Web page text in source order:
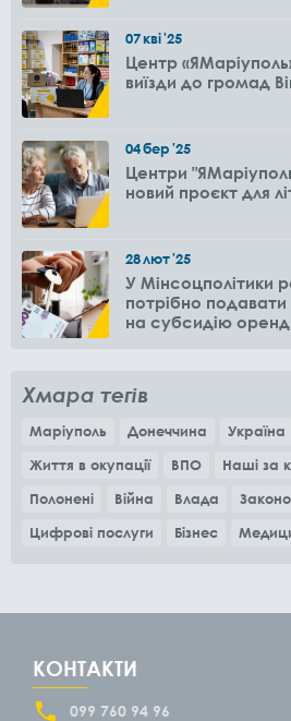
07кві'25
Центр
виїзди до громад
04бер'25
Центри
новий проєкт для
28лют'25
У Мінсоцполітики
потрібно
на субсидію
Хмара тегів
Маріуполь Донеччина Україна
Життя в окупації
ВПО Наші за
Полонені
Війна Влада
Цифрові послуги
Бізнес
КОНТАКТИ
099 760 94 96